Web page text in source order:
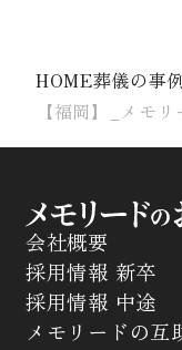
HOME葬儀の事例
【福岡】_メモ
会社概要
採用情報 新卒
採用情報 中途
メモリードの互